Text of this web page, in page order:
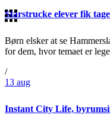
Starstrucke elever fik
Børn elsker at se
for dem, hvor temaet er
/
13 aug
Instant City Life,